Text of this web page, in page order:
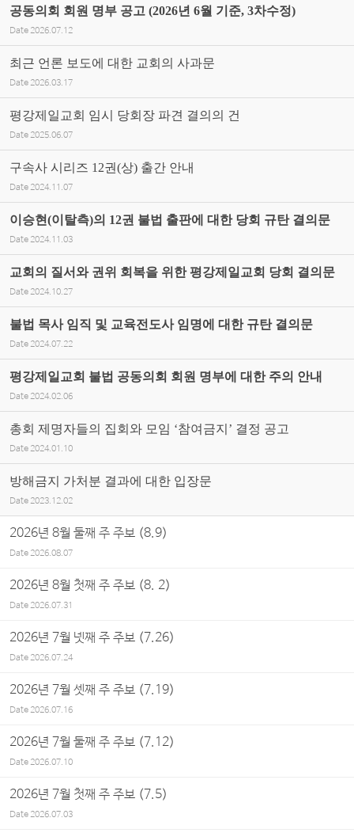
공동의회 회원 명부 공고 (2026년 6월 기준, 3차수정)
Date 2026.07.12
최근 언론 보도에 대한 교회의 사과문
Date 2026.03.17
평강제일교회 임시 당회장 파견 결의의 건
Date 2025.06.07
구속사 시리즈 12권(상) 출간 안내
Date 2024.11.07
이승현(이탈측)의 12권 불법 출판에 대한 당회 규탄 결의문
Date 2024.11.03
교회의 질서와 권위 회복을 위한 평강제일교회 당회 결의문
Date 2024.10.27
불법 목사 임직 및 교육전도사 임명에 대한 규탄 결의문
Date 2024.07.22
평강제일교회 불법 공동의회 회원 명부에 대한 주의 안내
Date 2024.02.06
총회 제명자들의 집회와 모임 ‘참여금지’ 결정 공고
Date 2024.01.10
방해금지 가처분 결과에 대한 입장문
Date 2023.12.02
2026년 8월 둘째 주 주보 (8.9)
Date2026.08.07
2026년 8월 첫째 주 주보 (8. 2)
Date2026.07.31
2026년 7월 넷째 주 주보 (7.26)
Date2026.07.24
2026년 7월 셋째 주 주보 (7.19)
Date2026.07.16
2026년 7월 둘째 주 주보 (7.12)
Date2026.07.10
2026년 7월 첫째 주 주보 (7.5)
Date2026.07.03